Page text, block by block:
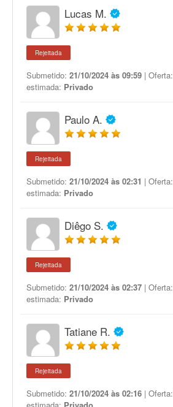
Lucas M.
Rejeitada
Submetido: 21/10/2024 às 09:59 | Oferta:
estimada: Privado
Paulo A.
Rejeitada
Submetido: 21/10/2024 às 02:31 | Oferta:
estimada: Privado
Diêgo S.
Rejeitada
Submetido: 21/10/2024 às 02:37 | Oferta:
estimada: Privado
Tatiane R.
Rejeitada
Submetido: 21/10/2024 às 02:16 | Oferta: